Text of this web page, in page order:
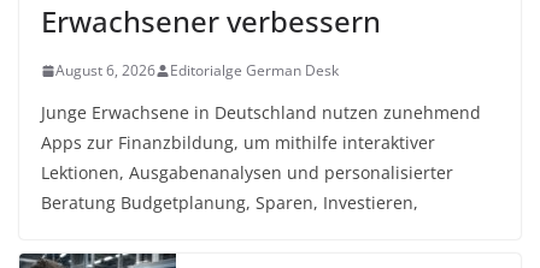
Erwachsener verbessern
August 6, 2026 Editorialge German Desk
Junge Erwachsene in Deutschland nutzen zunehmend
Apps zur Finanzbildung, um mithilfe interaktiver
Lektionen, Ausgabenanalysen und personalisierter
Beratung Budgetplanung, Sparen, Investieren,